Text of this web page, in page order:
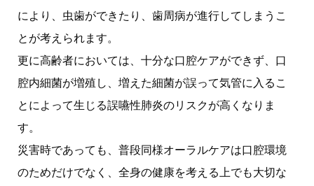
により、虫歯ができたり、歯周病が進行してしまうこ
とが考えられます。
更に高齢者においては、十分な口腔ケアができず、口
腔内細菌が増殖し、増えた細菌が誤って気管に入るこ
とによって生じる誤嚥性肺炎のリスクが高くなりま
す。
災害時であっても、普段同様オーラルケアは口腔環境
のためだけでなく、全身の健康を考える上でも大切な